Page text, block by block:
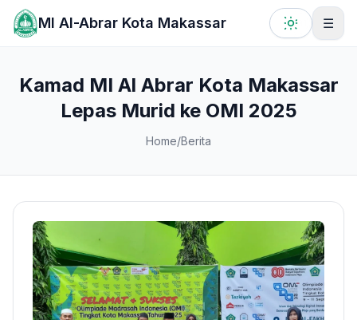
Lewati ke konten utama
MI Al-Abrar Kota Makassar ☰
Kamad MI Al Abrar Kota Makassar
Lepas Murid ke OMI 2025
Home/Berita